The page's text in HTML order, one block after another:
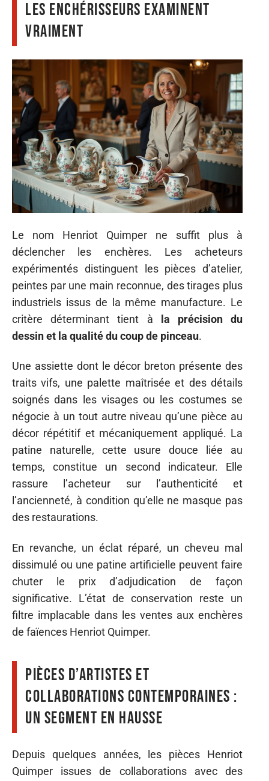
les enchérisseurs examinent
vraiment
Le nom Henriot Quimper ne suffit plus à
déclencher les enchères. Les acheteurs
expérimentés distinguent les pièces d’atelier,
peintes par une main reconnue, des tirages plus
industriels issus de la même manufacture. Le
critère déterminant tient à la précision du
dessin et la qualité du coup de pinceau.
Une assiette dont le décor breton présente des
traits vifs, une palette maîtrisée et des détails
soignés dans les visages ou les costumes se
négocie à un tout autre niveau qu’une pièce au
décor répétitif et mécaniquement appliqué. La
patine naturelle, cette usure douce liée au
temps, constitue un second indicateur. Elle
rassure l’acheteur sur l’authenticité et
l’ancienneté, à condition qu’elle ne masque pas
des restaurations.
En revanche, un éclat réparé, un cheveu mal
dissimulé ou une patine artificielle peuvent faire
chuter le prix d’adjudication de façon
significative. L’état de conservation reste un
filtre implacable dans les ventes aux enchères
de faïences Henriot Quimper.
Pièces d’artistes et
collaborations contemporaines :
un segment en hausse
Depuis quelques années, les pièces Henriot
Quimper issues de collaborations avec des